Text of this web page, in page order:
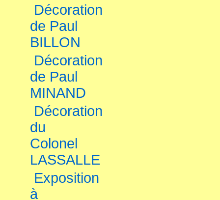
Décoration
de Paul
BILLON
Décoration
de Paul
MINAND
Décoration
du
Colonel
LASSALLE
Exposition
à